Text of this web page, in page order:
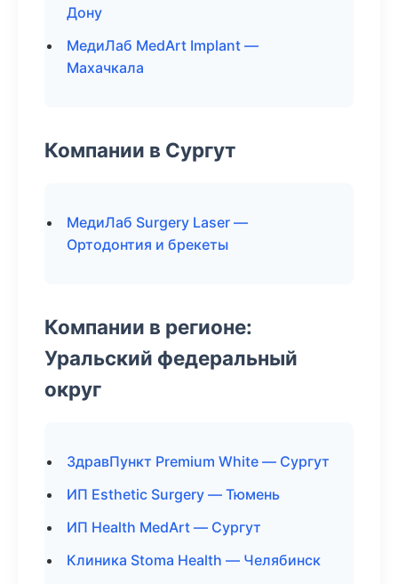
Дону
МедиЛаб MedArt Implant —
Махачкала
Компании в Сургут
МедиЛаб Surgery Laser —
Ортодонтия и брекеты
Компании в регионе:
Уральский федеральный
округ
ЗдравПункт Premium White — Сургут
ИП Esthetic Surgery — Тюмень
ИП Health MedArt — Сургут
Клиника Stoma Health — Челябинск